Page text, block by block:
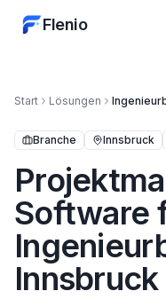
Flenio
Start Lösungen
Branche Innsbruck
Software
Innsbruck